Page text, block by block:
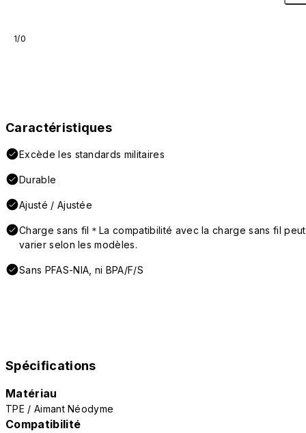
1/0
Caractéristiques
Excède les standards militaires
Durable
Ajusté / Ajustée
Charge sans fil＊La compatibilité avec la charge sans fil peut
varier selon les modèles.
Sans PFAS-NIA, ni BPA/F/S
Spécifications
Matériau
TPE / Aimant Néodyme
Compatibilité